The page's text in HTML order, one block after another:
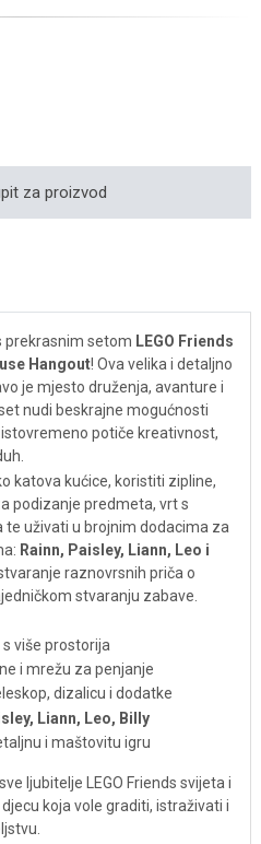
za proizvod
prekrasnim setom LEGO Friends
Hangout! Ova velika i detaljno
je mjesto druženja, avanture i
nudi beskrajne mogućnosti
istovremeno potiče kreativnost,
katova kućice, koristiti zipline,
podizanje predmeta, vrt s
uživati u brojnim dodacima za
Rainn, Paisley, Liann, Leo i
raznovrsnih priča o
stvaranju zabave.
više prostorija
i mrežu za penjanje
dizalicu i dodatke
Liann, Leo, Billy
i maštovitu igru
ljubitelje LEGO Friends svijeta i
koja vole graditi, istraživati i